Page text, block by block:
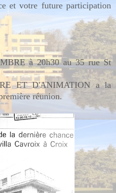
et votre future participation
à 20h30 au 35 rue St
ET D'ANIMATION a la
réunion.